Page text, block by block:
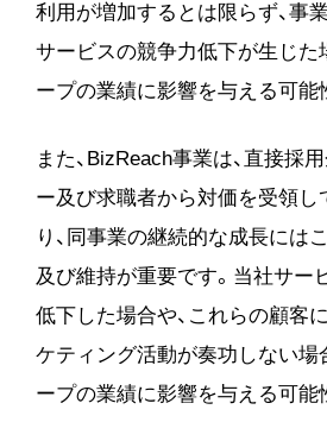
利用が増加するとは限らず、事
サービスの競争力低下が生じた
ープの業績に影響を与える可能
また、BizReach事業は、直接採
ー及び求職者から対価を受領し
り、同事業の継続的な成長には
及び維持が重要です。当社サー
低下した場合や、これらの顧客
ケティング活動が奏功しない場
ープの業績に影響を与える可能